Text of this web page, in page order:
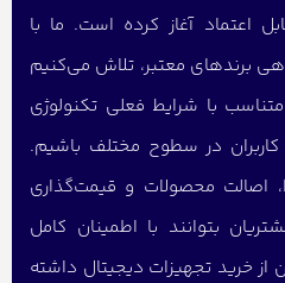
اعتماد آغاز کرده است. ما با
برندهای معتبر، تلاش می‌کنیم
با شرایط فعلی تکنولوژی
کاربران در سطوح مختلف باشیم.
اصالت محصولات و قیمت‌گذاری
بتوانند با اطمینان کامل
از خرید تجهیزات دیجیتال داشته